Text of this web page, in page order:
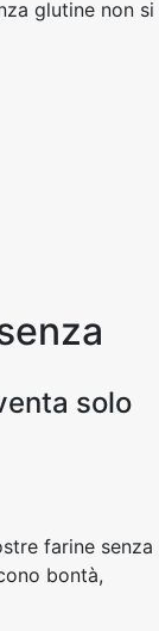
glutine non si
solo
farine senza
bontà,